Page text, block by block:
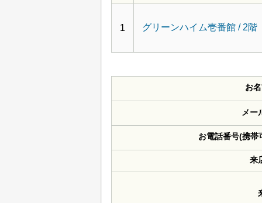
1 グリーンハイム壱番館 / 2階
お
メー
お電話番号(携帯
来